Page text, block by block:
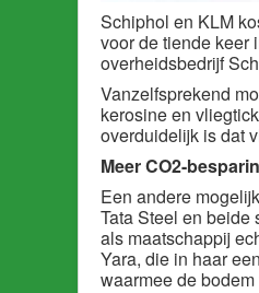
Schiphol en KLM
voor de tiende keer
overheidsbedrijf
Vanzelfsprekend
kerosine en
overduidelijk is dat
Meer CO2-
Een andere
Tata Steel en beide
als maatschappij
Yara, die in haar
waarmee de